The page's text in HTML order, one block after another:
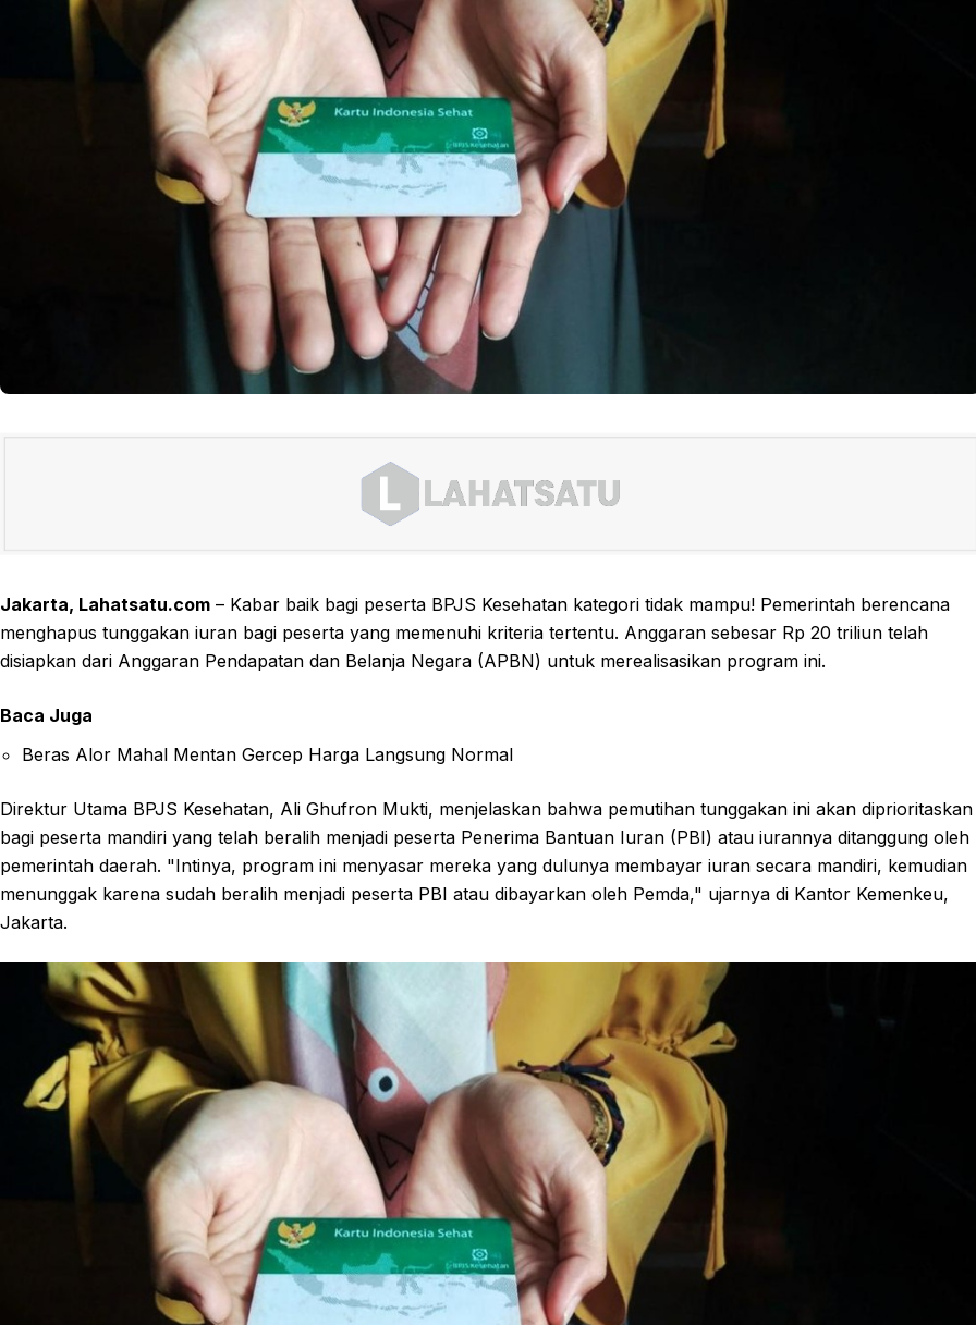
Jakarta, Lahatsatu.com – Kabar baik bagi peserta BPJS Kesehatan kategori tidak mampu! Pemerintah berencana
menghapus tunggakan iuran bagi peserta yang memenuhi kriteria tertentu. Anggaran sebesar Rp 20 triliun telah
disiapkan dari Anggaran Pendapatan dan Belanja Negara (APBN) untuk merealisasikan program ini.
Baca Juga
Beras Alor Mahal Mentan Gercep Harga Langsung Normal
Direktur Utama BPJS Kesehatan, Ali Ghufron Mukti, menjelaskan bahwa pemutihan tunggakan ini akan diprioritaskan
bagi peserta mandiri yang telah beralih menjadi peserta Penerima Bantuan Iuran (PBI) atau iurannya ditanggung oleh
pemerintah daerah. "Intinya, program ini menyasar mereka yang dulunya membayar iuran secara mandiri, kemudian
menunggak karena sudah beralih menjadi peserta PBI atau dibayarkan oleh Pemda," ujarnya di Kantor Kemenkeu,
Jakarta.